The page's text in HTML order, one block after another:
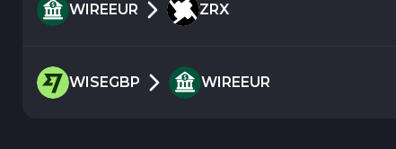
WIREEUR ZRX
WISEGBP WIREEUR